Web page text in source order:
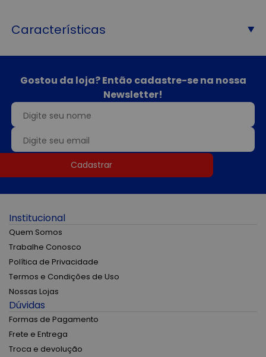
Características
Gostou da loja? Então cadastre-se na nossa
Newsletter!
Cadastrar
Institucional
Quem Somos
Trabalhe Conosco
Política de Privacidade
Termos e Condições de Uso
Nossas Lojas
Dúvidas
Formas de Pagamento
Frete e Entrega
Troca e devolução